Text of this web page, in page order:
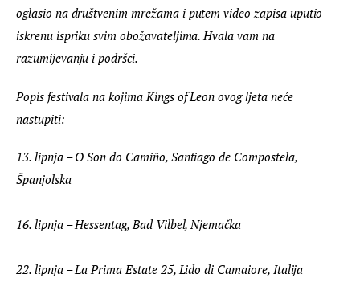
oglasio na društvenim mrežama i putem video zapisa uputio
iskrenu ispriku svim obožavateljima. Hvala vam na
razumijevanju i podršci.
Popis festivala na kojima Kings of Leon ovog ljeta neće
nastupiti:
13. lipnja – O Son do Camiño, Santiago de Compostela,
Španjolska
16. lipnja – Hessentag, Bad Vilbel, Njemačka
22. lipnja – La Prima Estate 25, Lido di Camaiore, Italija